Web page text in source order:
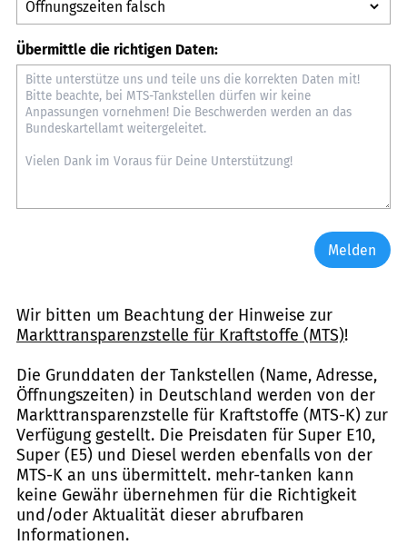
Übermittle die richtigen Daten:
Melden
Wir bitten um Beachtung der Hinweise zur
Markttransparenzstelle für Kraftstoffe (MTS)!
Die Grunddaten der Tankstellen (Name, Adresse,
Öffnungszeiten) in Deutschland werden von der
Markttransparenzstelle für Kraftstoffe (MTS-K) zur
Verfügung gestellt. Die Preisdaten für Super E10,
Super (E5) und Diesel werden ebenfalls von der
MTS-K an uns übermittelt. mehr-tanken kann
keine Gewähr übernehmen für die Richtigkeit
und/oder Aktualität dieser abrufbaren
Informationen.